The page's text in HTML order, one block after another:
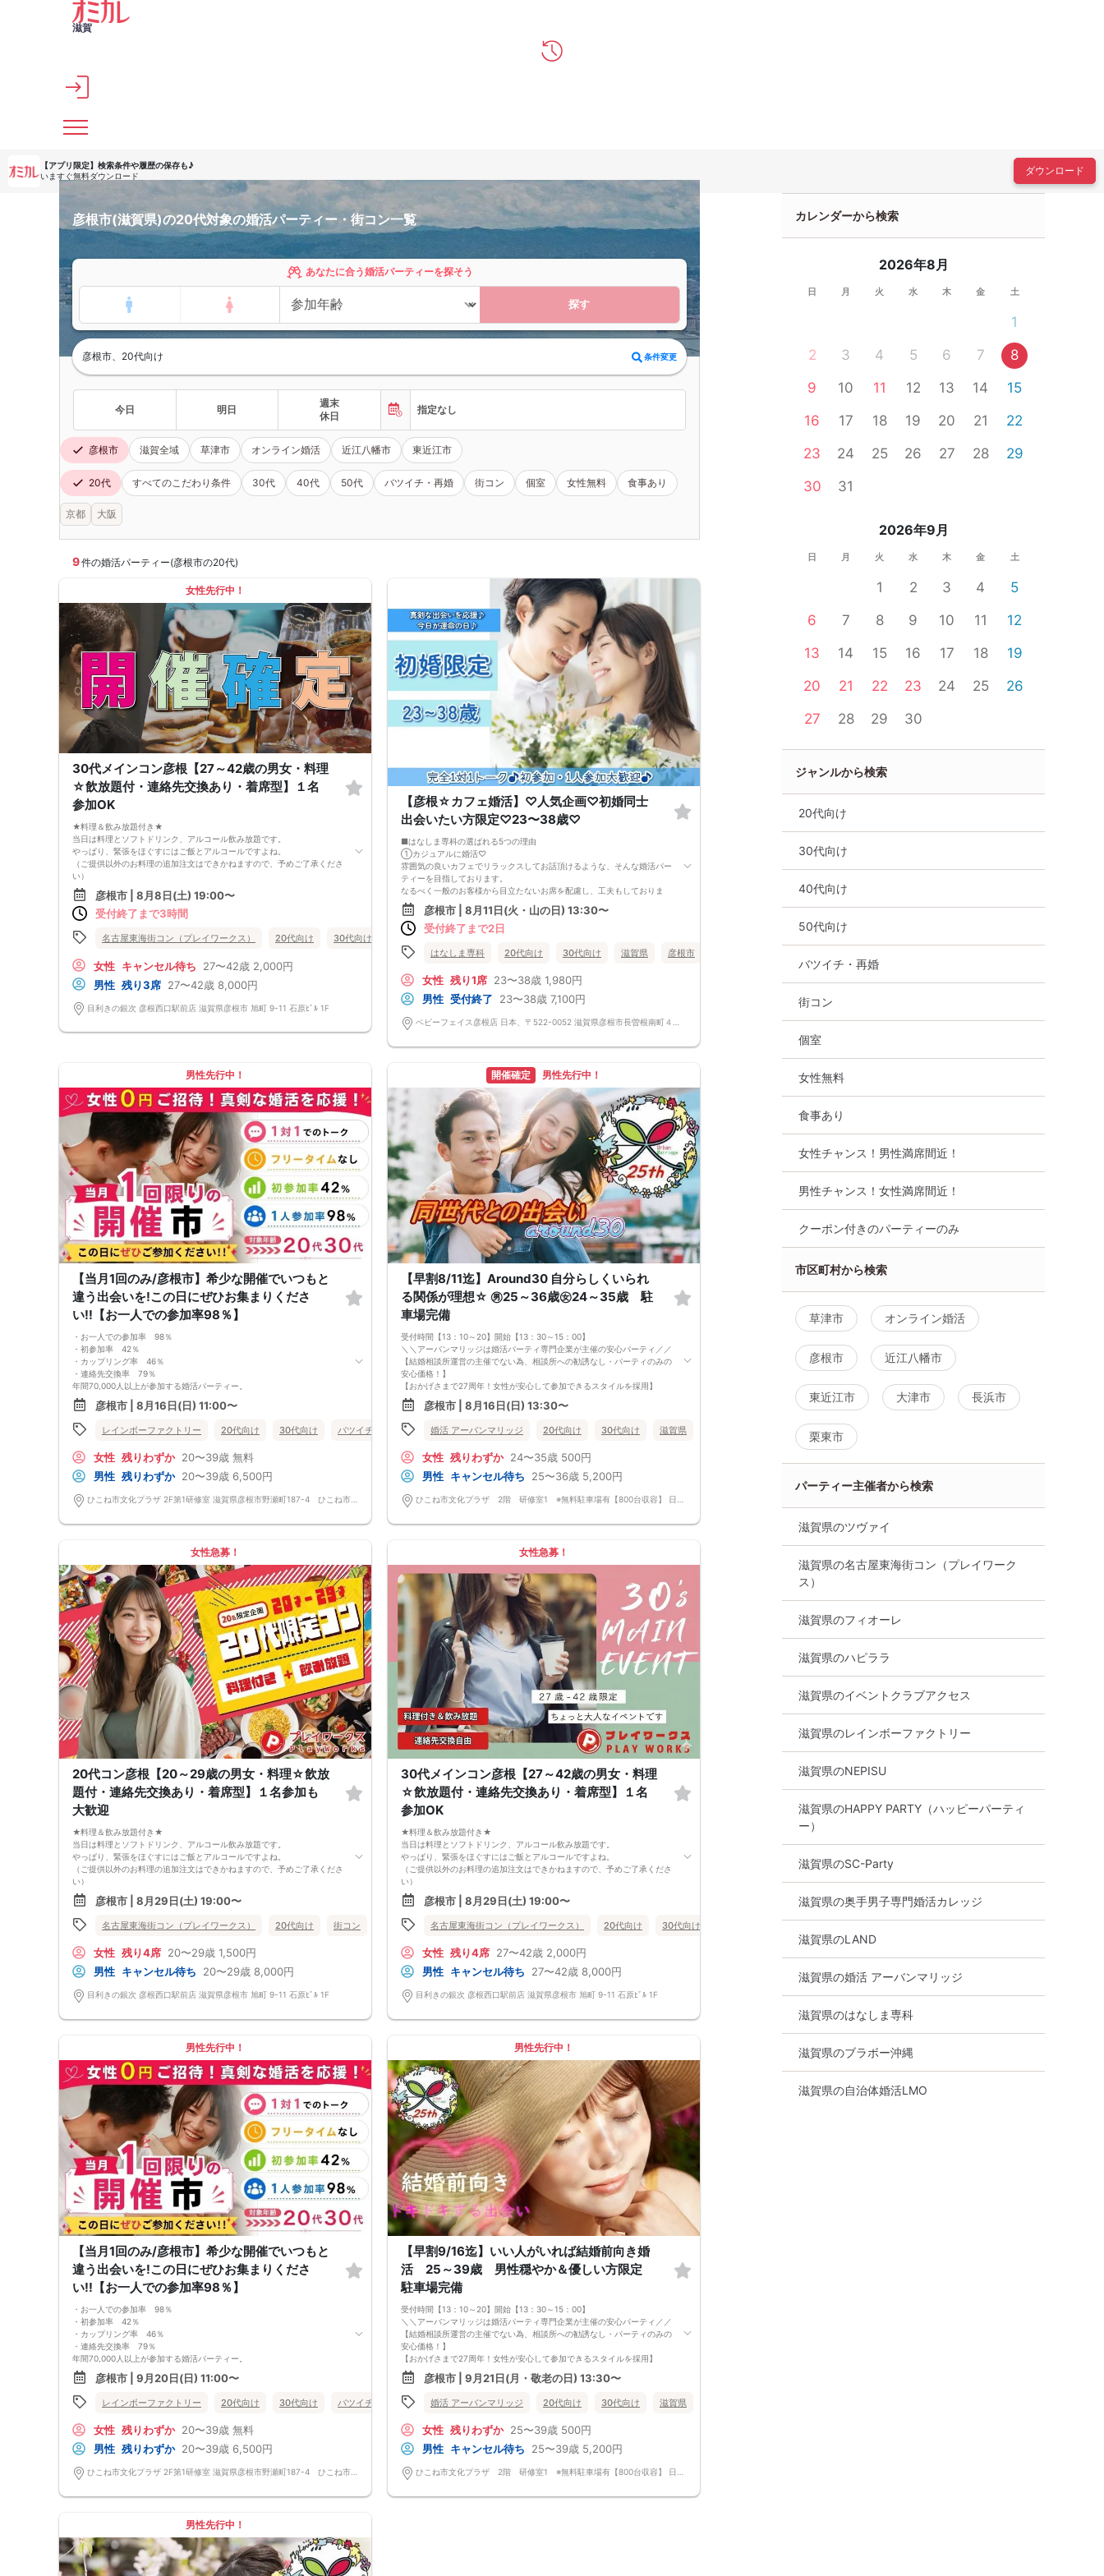
メインコンテンツへスキップ
滋賀
【アプリ限定】 検索条件や履歴の保存も♪
いますぐ無料ダウンロード
ダウンロード
彦根市(滋賀県)の20代対象の婚活パーティー・街コン一覧
あなたに合う婚活パーティーを探そう
探す
彦根市、20代向け 条件変更
今日 明日
週末
休日
指定なし
彦根市 滋賀全域 草津市 オンライン婚活 近江八幡市 東近江市
20代 すべてのこだわり条件 30代 40代 50代 バツイチ・再婚 街コン 個室 女性無料 食事あり
京都 大阪
9件の婚活パーティー(彦根市の20代)
女性先行中！
30代メインコン彦根【27～42歳の男女・料理
☆飲放題付・連絡先交換あり・着席型】１名
参加OK
★料理＆飲み放題付き★
当日は料理とソフトドリンク、アルコール飲み放題です。
やっぱり、緊張をほぐすにはご飯とアルコールですよね。
（ご提供以外のお料理の追加注文はできかねますので、予めご了承くださ
い）
★1名参加OK★
他の1名参加の方とペアになりますし、友達作りにも最適です。
基本的には２：２のグループトークとなります。
★プロフィールカードにより会話のキッカケもバッチリ★
なんてことは絶対ありません！
プロフィールカードを活用し、「はじめまして」から会話を楽しみましょ
う。
完全着席型で席替えはできる限り行います。
絡先交換ができなかった」なんてことはありません。
2. 服装の指定はございません。多くのお客様はカジュアルな格好でおこし
になられています。
3. 開催判断はイベント前日の時点で男性３名・女性３名以上のお申し込み
からになりますが、当日に参加者のキャンセルで比率が崩れた場合や開催
判断人数を下回った場合、一切返金などの保証はいたしませんのでご了承
ください。
4. イベントページ内の「お申し込み状況」等はキャンセルなどで当日の参
加人数、男女比率と異なる可能性がございます。
5. 当日は店舗の外ではなく店舗内で受付いたします。店内に入り店員に
「街コンで来た」旨をお伝えください。
6. お釣りの用意はございませんので、出ないようにご準備お願いします。
7. 当日は年齢確認のできる身分証をお持ちください。イベントの対象年齢
でないことが発覚した場合、参加費を全額徴収し返金はいたしかねます。
8. 15分以上の遅刻はキャンセルとみなす可能性があります。
9. 当日受付にお越しになってからのキャンセル、途中キャンセルは出来ま
せん。
10. イベント中止に伴うユーザーへの返金額は、チケット代金となり、交
通費、宿泊費、通信費等の返金は行いません。
11. 領収書の発行はいたしかねます。
お申し込みが完了した時点で上記すべての事項に同意したと判断いたしま
す。8/8(土)30代メイン夜コン彦根
彦根市 | 8月8日(土) 19:00〜
受付終了まで3時間
名古屋東海街コン（プレイワークス） 20代向け 30代向け 40代向け
女性 キャンセル待ち 27〜42歳 2,000円
男性 残り3席 27〜42歳 8,000円
目利きの銀次 彦根西口駅前店 滋賀県彦根市 旭町 9-11 石原ﾋﾞﾙ 1F
【彦根☆カフェ婚活】♡人気企画♡初婚同士
出会いたい方限定♡23〜38歳♡
■はなしま専科の選ばれる5つの理由
①カジュアルに婚活♡
雰囲気の良いカフェでリラックスしてお話頂けるような、そんな婚活パー
ティーを目指しております。
なるべく一般のお客様から目立たないお席を配慮し、工夫もしておりま
す。
②1人参加・同伴参加もOK♡
お一人様参加大歓迎！
③男女共に参加費を頂いております♡
おります。
カフェでの飲食料金も含まれております。
（企画内容によっては、スイーツ付き)
季節に合ったさまざまなイベントを企画しております。
⑤手厚いサポート♡
なかなかカップリングしない・・・
デートが難しい・・・
という方も、プロのカウンセラー在籍の、結婚しま専科にてご相談いただ
き、あなたの出会いを全力でサポートさせて頂きます。
■開催人数目安
男女2対2〜8対8
■最少催行人数
男女2対2
■中止判断タイミング・中止連絡
開催時間の90分前までに、最少催行人数に満たない場合
中止連絡は、申込の携帯電話へショートメールでお送りします。
※弊社からのショートメールの受信許可設定をお願いします。
■飲食
あり（ドリンク）(場合によってはスイーツ)
■注意事項
店舗様のご迷惑になりますので、店舗様へ直接電話等でのご連絡はおやめ
下さい。
問い合わせは、弊社からお送りした予約完了メールに記載の問い合わせ先
まで、ご連絡をお願いします。
※オミカレでの会員登録にあたっては本人確認が必要となります。
彦根市 | 8月11日(火・山の日) 13:30〜
受付終了まで2日
はなしま専科 20代向け 30代向け 滋賀県 彦根市
女性 残り1席 23〜38歳 1,980円
男性 受付終了 23〜38歳 7,100円
ベビーフェイス彦根店 日本、〒522-0052 滋賀県彦根市長曽根南町４７９
男性先行中！
【当月1回のみ/彦根市】希少な開催でいつもと
違う出会いを!この日にぜひお集まりくださ
い!!【お一人での参加率98％】
・お一人での参加率 98％
・初参加率 42％
・カップリング率 46％
・連絡先交換率 79％
年間70,000人以上が参加する婚活パーティー。
お一人で参加されることを考えたスタイルで、98％の方がお一人で参加さ
れています。
真剣に婚活されている方だけを対象とした小規模な婚活イベントで、空い
た時間を利用してお気軽に婚活が可能です。
Q：服装は？
A：皆様カジュアルな服装でご参加されています。
Q：参加費の支払い方法は？
A：当日に受付にてお支払いいただきます。（参加費は現金払いのみで
す）
ご予約完了後に「イベントガイド」「お問い合わせ窓口」などの詳細情報
をメールでお送りします。必ずレインボーファクトリーのメールアドレス
を受信許可設定してください。（お申し込み後、オミカレから届くメール
にレインボーファクトリーのメールアドレスが記載されています。）
・本人様確認について
受付にて公的な本人確認書類（免許証、保険証など）をご提示いただきま
すので、ご予約時は必ず本名をご入力ください。
・遅刻について
遅刻は他の参加者様のご迷惑となるため、厳禁です。お時間に余裕を持っ
てお越しください。
・中止判断タイミング・中止連絡
最少催行人数に満たない場合など、ご予約状況により、開催を中止する場
合がございます。その場合、開催時刻の最大90分前までにご連絡いたしま
す。※ただし、90分前を切って急なご予約のキャンセルや天災等が発生し
た場合はこの限りではありません。開催中止となった場合のご連絡は、ご
登録のメールアドレスへお送りいたします。
・男女比について
男女差が2名以内程度になるよう人数調整を行っておりますが、ご予約の
キャンセル等によりバランスが崩れる場合がございます。バランスが崩れ
たことによる返金等は一切ございませんので予めご了承ください。
・人数について
最少催行人数：ご予約人数4名以上
最大催行人数：ご予約人数18名程度
・飲食について
当イベントにおいて飲食の提供はございません。
・保証制度について
全額返金し、無償での開催を行います。
彦根市 | 8月16日(日) 11:00〜
レインボーファクトリー 20代向け 30代向け バツイチ・再婚 女性無料 滋賀県 彦根市
女性 残りわずか 20〜39歳 無料
男性 残りわずか 20〜39歳 6,500円
開催確定 男性先行中！
【早割8/11迄】Around30 自分らしくいられ
る関係が理想☆ ㊚25～36歳㊛24～35歳 駐
車場完備
受付時間【13：10～20】開始【13：30～15：00】
＼＼アーバンマリッジは婚活パーティ専門企業が主催の安心パーティ／／
【結婚相談所運営の主催でない為、相談所への勧誘なし・パーティのみの
安心価格！】
【おかげさまで27周年！女性が安心して参加できるスタイルを採用】
・フリータイムなし・人前での告白なし
・女性の移動なし
・女性先退出の出待ちNG対応
・連絡先交換自由・交換強要NG 等
◆◇第一印象はシステム分析で明瞭なカップル指名サポート※オリジナ
ル 天使のカード発行
◆◇ドレスコードなし！カジュアルスタイルでＯＫ！
◆◇男女バランス調整 最大でも±3名様までに調整いたします。
【人数調整が必要な企画ですので予定確定の上ご予約お願いいたします。
いたします。必ずキャンセルポリシーをご確認ください。】
【中止判断タイミング】
開始時間の最低4時間前
彦根市 | 8月16日(日) 13:30〜
婚活 アーバンマリッジ 20代向け 30代向け 滋賀県
女性 残りわずか 24〜35歳 500円
男性 キャンセル待ち 25〜36歳 5,200円
女性急募！
20代コン彦根【20～29歳の男女・料理☆飲放
題付・連絡先交換あり・着席型】１名参加も
大歓迎
★料理＆飲み放題付き★
当日は料理とソフトドリンク、アルコール飲み放題です。
やっぱり、緊張をほぐすにはご飯とアルコールですよね。
（ご提供以外のお料理の追加注文はできかねますので、予めご了承くださ
い）
★1名参加OK★
他の1名参加の方とペアになりますし、友達作りにも最適です。
基本的には２：２のグループトークとなります。
（１：１でのトークはございませんので、予めご了承ください）
このカードのおかけで 終始無言で終わっちゃった・・・
なんてことは絶対ありません！
プロフィールカードを活用し、「はじめまして」から会話を楽しみましょ
う。
★完全着席型・連絡先交換は自由★
絡先交換ができなかった」なんてことはありません。
（連絡先交換は席替え時間までに円滑に行ってください）
---------------------------
【お客様へのお願い】
1. ２名様以上でのご参加は必ず同性同士でお申し込みください。
2. 服装の指定はございません。多くのお客様はカジュアルな格好でおこし
になられています。
3. 開催判断はイベント前日の時点で男性３名・女性３名以上のお申し込み
からになりますが、当日に参加者のキャンセルで比率が崩れた場合や開催
判断人数を下回った場合、一切返金などの保証はいたしませんのでご了承
ください。
4. イベントページ内の「お申し込み状況」等はキャンセルなどで当日の参
加人数、男女比率と異なる可能性がございます。
5. 当日は店舗の外ではなく店舗内で受付いたします。店内に入り店員に
「街コンで来た」旨をお伝えください。
6. お釣りの用意はございませんので、出ないようにご準備お願いします。
7. 当日は年齢確認のできる身分証をお持ちください。イベントの対象年齢
でないことが発覚した場合、参加費を全額徴収し返金はいたしかねます。
8. 15分以上の遅刻はキャンセルとみなす可能性があります。
9. 当日受付にお越しになってからのキャンセル、途中キャンセルは出来ま
せん。
通費、宿泊費、通信費等の返金は行いません。
11. 領収書の発行はいたしかねます。
お申し込みが完了した時点で上記すべての事項に同意したと判断いたしま
す。8/29(土)20代夜コン彦根
彦根市 | 8月29日(土) 19:00〜
名古屋東海街コン（プレイワークス） 20代向け 街コン 食事あり 滋賀県 彦根市
女性 残り4席 20〜29歳 1,500円
男性 キャンセル待ち 20〜29歳 8,000円
目利きの銀次 彦根西口駅前店 滋賀県彦根市 旭町 9-11 石原ﾋﾞﾙ 1F
女性急募！
30代メインコン彦根【27～42歳の男女・料理
☆飲放題付・連絡先交換あり・着席型】１名
参加OK
★料理＆飲み放題付き★
当日は料理とソフトドリンク、アルコール飲み放題です。
やっぱり、緊張をほぐすにはご飯とアルコールですよね。
（ご提供以外のお料理の追加注文はできかねますので、予めご了承くださ
い）
★1名参加OK★
他の1名参加の方とペアになりますし、友達作りにも最適です。
基本的には２：２のグループトークとなります。
（１：１でのトークはございませんので、予めご了承ください）
このカードのおかけで 終始無言で終わっちゃった・・・
なんてことは絶対ありません！
プロフィールカードを活用し、「はじめまして」から会話を楽しみましょ
う。
★完全着席型・連絡先交換は自由★
絡先交換ができなかった」なんてことはありません。
（連絡先交換は席替え時間までに円滑に行ってください）
---------------------------
【お客様へのお願い】
1. ２名様以上でのご参加は必ず同性同士でお申し込みください。
2. 服装の指定はございません。多くのお客様はカジュアルな格好でおこし
になられています。
3. 開催判断はイベント前日の時点で男性３名・女性３名以上のお申し込み
からになりますが、当日に参加者のキャンセルで比率が崩れた場合や開催
判断人数を下回った場合、一切返金などの保証はいたしませんのでご了承
ください。
4. イベントページ内の「お申し込み状況」等はキャンセルなどで当日の参
加人数、男女比率と異なる可能性がございます。
5. 当日は店舗の外ではなく店舗内で受付いたします。店内に入り店員に
「街コンで来た」旨をお伝えください。
6. お釣りの用意はございませんので、出ないようにご準備お願いします。
7. 当日は年齢確認のできる身分証をお持ちください。イベントの対象年齢
でないことが発覚した場合、参加費を全額徴収し返金はいたしかねます。
8. 15分以上の遅刻はキャンセルとみなす可能性があります。
9. 当日受付にお越しになってからのキャンセル、途中キャンセルは出来ま
せん。
通費、宿泊費、通信費等の返金は行いません。
11. 領収書の発行はいたしかねます。
お申し込みが完了した時点で上記すべての事項に同意したと判断いたしま
す。8/29(土)30代メイン夜コン彦根
彦根市 | 8月29日(土) 19:00〜
名古屋東海街コン（プレイワークス） 20代向け 30代向け
女性 残り4席 27〜42歳 2,000円
男性 キャンセル待ち 27〜42歳 8,000円
目利きの銀次 彦根西口駅前店 滋賀県彦根市 旭町 9-11 石原ﾋﾞﾙ 1F
男性先行中！
【当月1回のみ/彦根市】希少な開催でいつもと
違う出会いを!この日にぜひお集まりくださ
い!!【お一人での参加率98％】
・お一人での参加率 98％
・初参加率 42％
・カップリング率 46％
・連絡先交換率 79％
年間70,000人以上が参加する婚活パーティー。
お一人で参加されることを考えたスタイルで、98％の方がお一人で参加さ
れています。
真剣に婚活されている方だけを対象とした小規模な婚活イベントで、空い
た時間を利用してお気軽に婚活が可能です。
Q：服装は？
A：皆様カジュアルな服装でご参加されています。
Q：参加費の支払い方法は？
A：当日に受付にてお支払いいただきます。（参加費は現金払いのみで
す）
ご予約完了後に「イベントガイド」「お問い合わせ窓口」などの詳細情報
をメールでお送りします。必ずレインボーファクトリーのメールアドレス
を受信許可設定してください。（お申し込み後、オミカレから届くメール
彦根市 | 9月20日(日) 11:00〜
レインボーファクトリー 20代向け 30代向け バツイチ・再婚 女性無料 滋賀県 彦根市
女性 残りわずか 20〜39歳 無料
男性 残りわずか 20〜39歳 6,500円
男性先行中！
【早割9/16迄】いい人がいれば結婚前向き婚
活 25～39歳 男性穏やか＆優しい方限定
駐車場完備
受付時間【13：10～20】開始【13：30～15：00】
＼＼アーバンマリッジは婚活パーティ専門企業が主催の安心パーティ／／
【結婚相談所運営の主催でない為、相談所への勧誘なし・パーティのみの
安心価格！】
【おかげさまで27周年！女性が安心して参加できるスタイルを採用】
・フリータイムなし・人前での告白なし
・女性の移動なし
・女性先退出の出待ちNG対応
・連絡先交換自由・交換強要NG 等
◆◇第一印象はシステム分析で明瞭なカップル指名サポート※オリジナ
ル 天使のカード発行
◆◇ドレスコードなし！カジュアルスタイルでＯＫ！
◆◇男女バランス調整 最大でも±3名様までに調整いたします。
【人数調整が必要な企画ですので予定確定の上ご予約お願いいたします。
彦根市 | 9月21日(月・敬老の日) 13:30〜
婚活 アーバンマリッジ 20代向け 30代向け 滋賀県
女性 残りわずか 25〜39歳 500円
男性 キャンセル待ち 25〜39歳 5,200円
男性先行中！
カレンダーから検索
2026年8月
日 月 火 水 木 金 土
1
2
3 4 5 6 7
8
9
10 11 12 13 14
15
16
17 18 19 20 21
22
23
24 25 26 27 28
29
30
31
2026年9月
日 月 火 水 木 金 土
1 2 3 4
5
6
7 8 9 10 11
12
13
14 15 16 17 18
19
20
21 22 23 24 25
26
27
28 29 30
ジャンルから検索
20代向け
30代向け
40代向け
50代向け
バツイチ・再婚
街コン
個室
女性無料
食事あり
女性チャンス！男性満席間近！
男性チャンス！女性満席間近！
クーポン付きのパーティーのみ
市区町村から検索
草津市 オンライン婚活
彦根市 近江八幡市
東近江市 大津市 長浜市
栗東市
パーティー主催者から検索
滋賀県のツヴァイ
滋賀県の名古屋東海街コン（プレイワーク
ス）
滋賀県のフィオーレ
滋賀県のハピララ
滋賀県のイベントクラブアクセス
滋賀県のレインボーファクトリー
滋賀県のNEPISU
滋賀県のHAPPY PARTY（ハッピーパーティ
ー）
滋賀県のSC-Party
滋賀県の奥手男子専門婚活カレッジ
滋賀県のLAND
滋賀県の婚活 アーバンマリッジ
滋賀県のはなしま専科
滋賀県のブラボー沖縄
滋賀県の自治体婚活LMO